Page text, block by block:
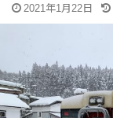
2021年1月22日